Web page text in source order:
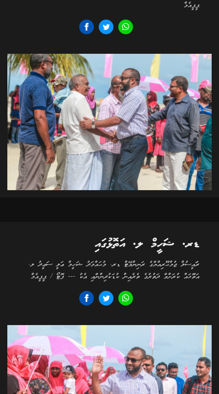
ޕީޕީއެމް
ޑރ. ޝަހީމް ލ. އަތޮޅުގައި
ރަަައީސުލް ޖުމްޙޫރިއްޔާގެ ރަނިންމޭޓް ޑރ. މުޙައްމަދު ޝަހީމް ޢަލީ ސަޢީދު ލ.
އަތޮޅައް ކުރަށްވާ ދަތުރުގެ ތެރެއިން ކުޑަކުދިންނާއި އެކު --- ފޮޓޯ / ޕީޕީއެމް